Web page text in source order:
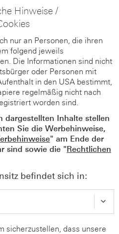
Hinweise /
nur an Personen, die ihren
folgend jeweils
Die Informationen sind nicht
oder Personen mit
in den USA bestimmt,
regelmäßig nicht nach
worden sind.
dargestellten Inhalte stellen
Sie die Werbehinweise,
" am Ende der
sind sowie die "Rechtlichen
befindet sich in:
sicherzustellen, dass unsere